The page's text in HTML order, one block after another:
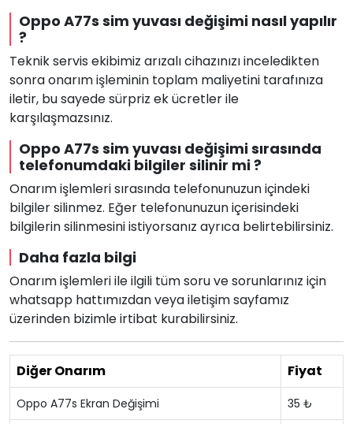
Oppo A77s sim yuvası değişimi nasıl yapılır
?
Teknik servis ekibimiz arızalı cihazınızı inceledikten
sonra onarım işleminin toplam maliyetini tarafınıza
iletir, bu sayede sürpriz ek ücretler ile
karşılaşmazsınız.
Oppo A77s sim yuvası değişimi sırasında
telefonumdaki bilgiler silinir mi ?
Onarım işlemleri sırasında telefonunuzun içindeki
bilgiler silinmez. Eğer telefonunuzun içerisindeki
bilgilerin silinmesini istiyorsanız ayrıca belirtebilirsiniz.
Daha fazla bilgi
Onarım işlemleri ile ilgili tüm soru ve sorunlarınız için
whatsapp hattımızdan veya iletişim sayfamız
üzerinden bizimle irtibat kurabilirsiniz.
Diğer Onarım Fiyat
Oppo A77s Ekran Değişimi 35 ₺